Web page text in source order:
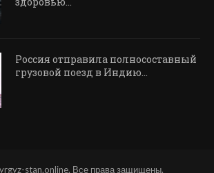
Россия отправила полносоставный
грузовой поезд в Индию...
stan.online. Все права защищены.